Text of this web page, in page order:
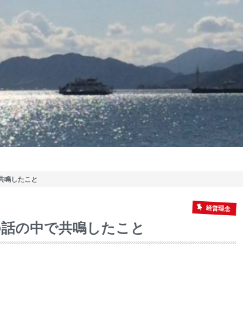
鳴したこと
経営理念
の中で共鳴したこと